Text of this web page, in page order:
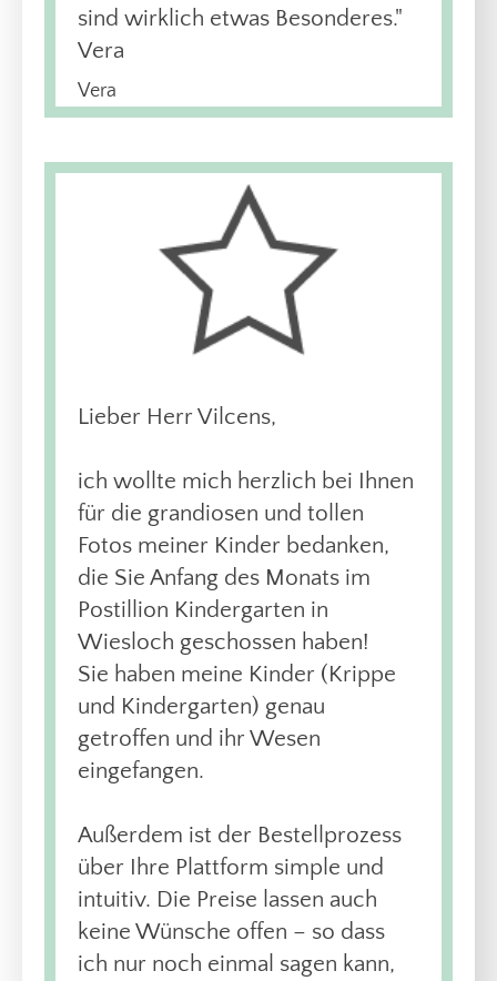
sind wirklich etwas Besonderes."
Vera
Vera
Lieber Herr Vilcens,
ich wollte mich herzlich bei Ihnen
für die grandiosen und tollen
Fotos meiner Kinder bedanken,
die Sie Anfang des Monats im
Postillion Kindergarten in
Wiesloch geschossen haben!
Sie haben meine Kinder (Krippe
und Kindergarten) genau
getroffen und ihr Wesen
eingefangen.
Außerdem ist der Bestellprozess
über Ihre Plattform simple und
intuitiv. Die Preise lassen auch
keine Wünsche offen – so dass
ich nur noch einmal sagen kann,